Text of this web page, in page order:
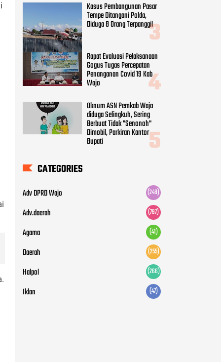
Kasus Pembangunan Pasar
Tempe Ditangani Polda,
Diduga 8 Orang Terpanggil
Rapat Evaluasi Pelaksanaan
Gogus Tugas Percepatan
Penanganan Covid 19 Kab
Wajo
Oknum ASN Pemkab Wajo
diduga Selingkuh, Sering
Berbuat Tidak "Senonoh"
Dimobil, Parkiran Kantor
Bupati
CATEGORIES
Adv DPRD Wajo (248)
Adv.daerah (797)
Agama (41)
Daerah (255)
Halpol (266)
Iklan (47)